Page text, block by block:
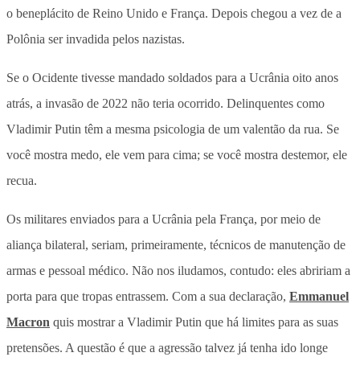
o beneplácito de Reino Unido e França. Depois chegou a vez de a
Polônia ser invadida pelos nazistas.
Se o Ocidente tivesse mandado soldados para a Ucrânia oito anos
atrás, a invasão de 2022 não teria ocorrido. Delinquentes como
Vladimir Putin têm a mesma psicologia de um valentão da rua. Se
você mostra medo, ele vem para cima; se você mostra destemor, ele
recua.
Os militares enviados para a Ucrânia pela França, por meio de
aliança bilateral, seriam, primeiramente, técnicos de manutenção de
armas e pessoal médico. Não nos iludamos, contudo: eles abririam a
porta para que tropas entrassem. Com a sua declaração, Emmanuel
Macron quis mostrar a Vladimir Putin que há limites para as suas
pretensões. A questão é que a agressão talvez já tenha ido longe